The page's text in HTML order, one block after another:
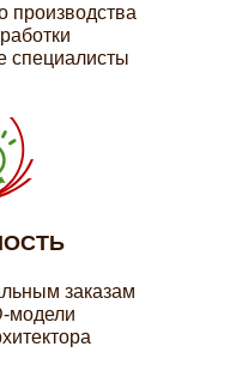
производства
специалисты
заказам
модели